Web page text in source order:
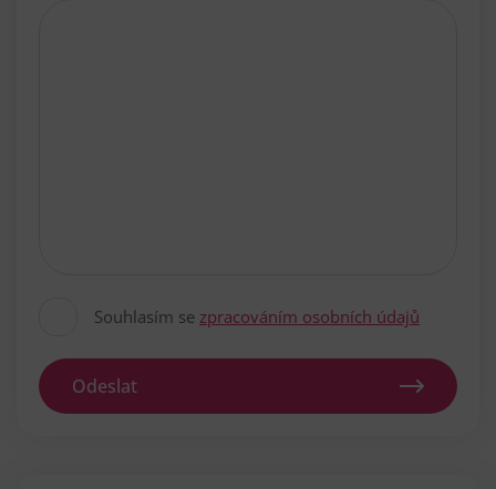
Souhlasím se zpracováním osobních údajů
Odeslat